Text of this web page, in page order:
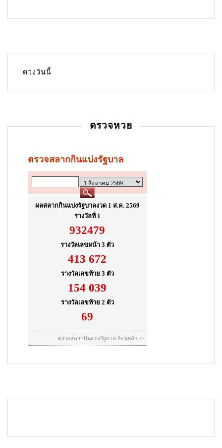
i
ดวงวันนี้
ตรวจหวย